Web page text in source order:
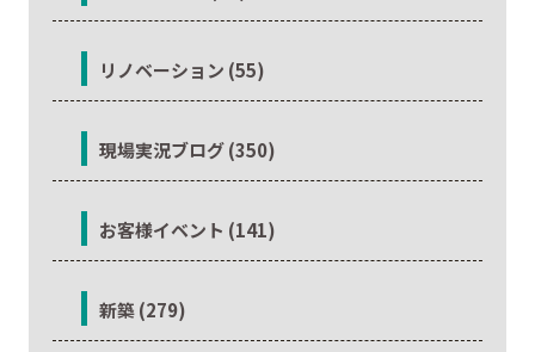
リノベーション (55)
現場実況ブログ (350)
お客様イベント (141)
新築 (279)